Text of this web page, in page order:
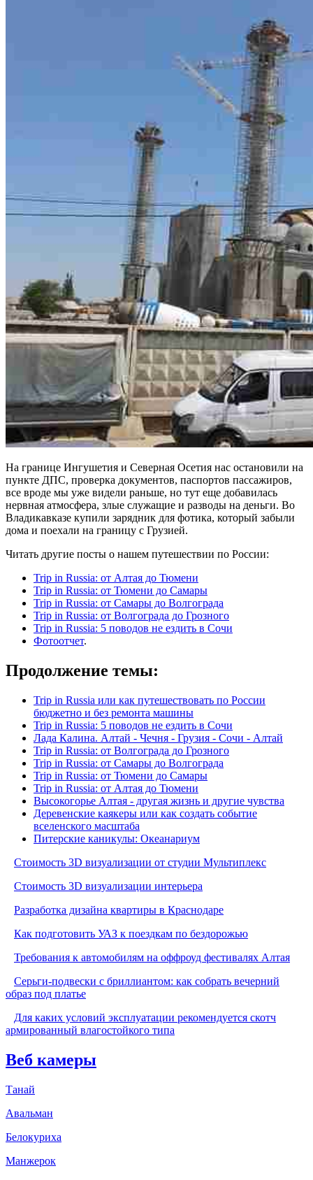
На границе Ингушетия и Северная Осетия нас остановили на
пункте ДПС, проверка документов, паспортов пассажиров,
все вроде мы уже видели раньше, но тут еще добавилась
нервная атмосфера, злые служащие и разводы на деньги. Во
Владикавказе купили зарядник для фотика, который забыли
дома и поехали на границу с Грузией.
Читать другие посты о нашем путешествии по России:
Trip in Russia: от Алтая до Тюмени
Trip in Russia: от Тюмени до Самары
Trip in Russia: от Самары до Волгограда
Trip in Russia: от Волгограда до Грозного
Trip in Russia: 5 поводов не ездить в Сочи
Фотоотчет.
Продолжение темы:
Trip in Russia или как путешествовать по России
бюджетно и без ремонта машины
Trip in Russia: 5 поводов не ездить в Сочи
Лада Калина. Алтай - Чечня - Грузия - Сочи - Алтай
Trip in Russia: от Волгограда до Грозного
Trip in Russia: от Самары до Волгограда
Trip in Russia: от Тюмени до Самары
Trip in Russia: от Алтая до Тюмени
Высокогорье Алтая - другая жизнь и другие чувства
Деревенские каякеры или как создать событие
вселенского масштаба
Питерские каникулы: Океанариум
Стоимость 3D визуализации от студии Мультиплекс
Стоимость 3D визуализации интерьера
Разработка дизайна квартиры в Краснодаре
Как подготовить УАЗ к поездкам по бездорожью
Требования к автомобилям на оффроуд фестивалях Алтая
Серьги-подвески с бриллиантом: как собрать вечерний
образ под платье
Для каких условий эксплуатации рекомендуется скотч
армированный влагостойкого типа
Веб камеры
Танай
Авальман
Белокуриха
Манжерок